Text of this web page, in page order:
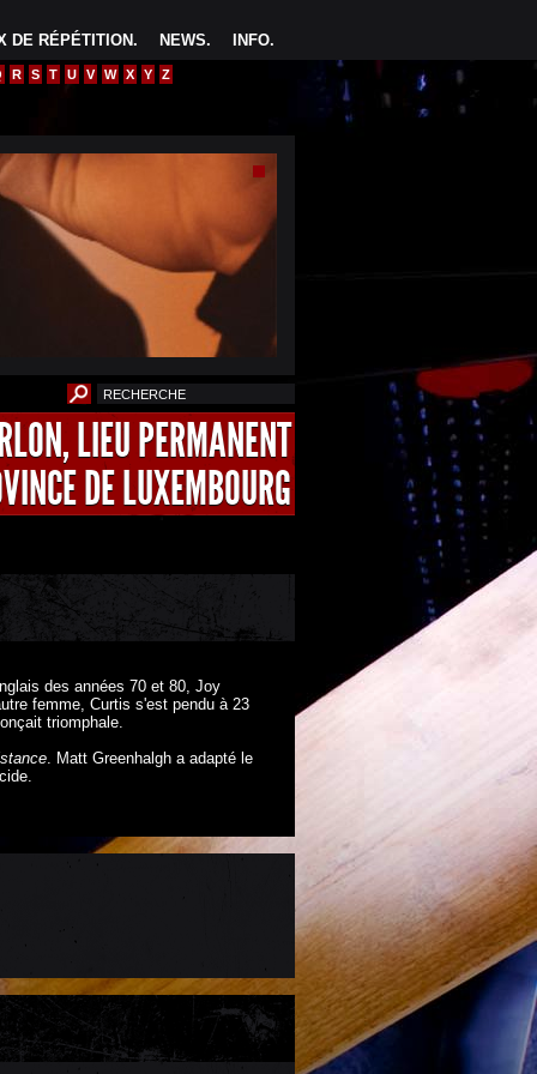
INFO.
NEWS.
DE RÉPÉTITION.
R S T U V W X Y Z
LIEU PERMANENT
DE LUXEMBOURG
des années 70 et 80, Joy
femme, Curtis s'est pendu à 23
triomphale.
. Matt Greenhalgh a adapté le